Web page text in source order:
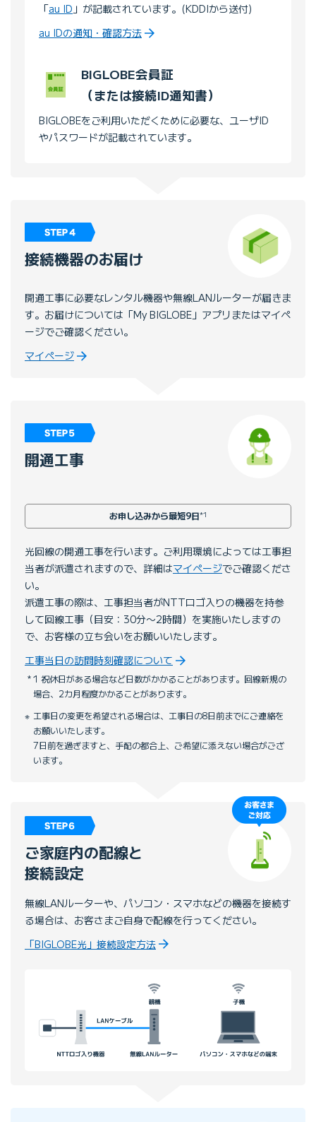
「au ID 」が記載されています。(KDDIから送付)
au IDの通知・確認方法
BIGLOBE会員証
（または接続ID通知書）
BIGLOBEをご利用いただくために必要な、ユーザID
やパスワードが記載されています。
接続機器のお届け
開通工事に必要なレンタル機器や無線LANルーターが届きま
す。お届けについては「My BIGLOBE」アプリまたはマイペ
ージでご確認ください。
マイページ
開通工事
お申し込みから最短9日*1
光回線の開通工事を行います。ご利用環境によっては工事担
当者が派遣されますので、詳細はマイページでご確認くださ
い。
派遣工事の際は、工事担当者がNTTロゴ入りの機器を持参
して回線工事（目安：30分〜2時間）を実施いたしますの
で、お客様の立ち会いをお願いいたします。
工事当日の訪問時刻確認について
1 祝休日がある場合など日数がかかることがあります。回線新規の
場合、2カ月程度かかることがあります。
工事日の変更を希望される場合は、工事日の8日前までにご連絡を
お願いいたします。
7日前を過ぎますと、手配の都合上、ご希望に添えない場合がござ
います。
ご家庭内の配線と
接続設定
無線LANルーターや、パソコン・スマホなどの機器を接続す
る場合は、お客さまご自身で配線を行ってください。
「BIGLOBE光」接続設定方法